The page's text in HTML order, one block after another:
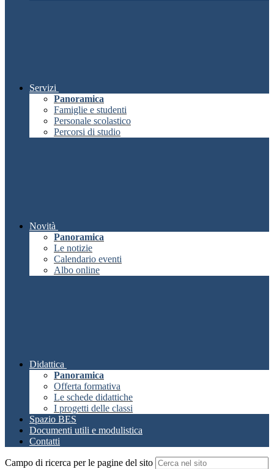
Servizi
Panoramica
Famiglie e studenti
Personale scolastico
Percorsi di studio
Novità
Panoramica
Le notizie
Calendario eventi
Albo online
Didattica
Panoramica
Offerta formativa
Le schede didattiche
I progetti delle classi
Spazio BES
Documenti utili e modulistica
Contatti
Campo di ricerca per le pagine del sito